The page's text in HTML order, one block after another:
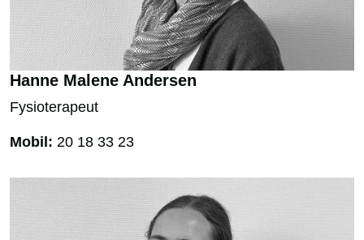
Hanne Malene Andersen
Fysioterapeut
Mobil: 20 18 33 23